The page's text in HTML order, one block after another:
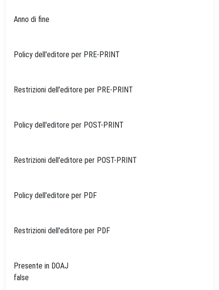
Anno di fine
Policy dell'editore per PRE-PRINT
Restrizioni dell'editore per PRE-PRINT
Policy dell'editore per POST-PRINT
Restrizioni dell'editore per POST-PRINT
Policy dell'editore per PDF
Restrizioni dell'editore per PDF
Presente in DOAJ